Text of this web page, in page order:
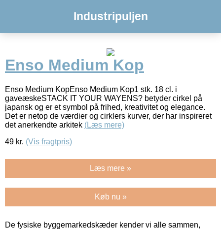
Industripuljen
Enso Medium Kop
Enso Medium KopEnso Medium Kop1 stk. 18 cl. i
gaveæskeSTACK IT YOUR WAYENS? betyder cirkel på
japansk og er et symbol på frihed, kreativitet og elegance.
Det er netop de værdier og cirklers kurver, der har inspireret
det anerkendte arkitek (Læs mere)
49 kr. (Vis fragtpris)
Læs mere »
Køb nu »
De fysiske byggemarkedskæder kender vi alle sammen,